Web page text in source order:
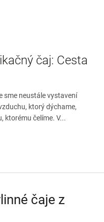
čaj: Cesta
sme neustále vystavení
ktorý dýchame,
ktorému čelíme. V...
čaje z